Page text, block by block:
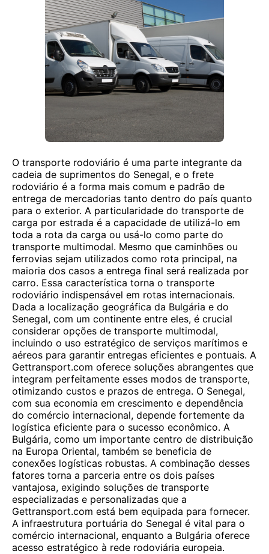
O transporte rodoviário é uma parte integrante da
cadeia de suprimentos do Senegal, e o frete
rodoviário é a forma mais comum e padrão de
entrega de mercadorias tanto dentro do país quanto
para o exterior. A particularidade do transporte de
carga por estrada é a capacidade de utilizá-lo em
toda a rota da carga ou usá-lo como parte do
transporte multimodal. Mesmo que caminhões ou
ferrovias sejam utilizados como rota principal, na
maioria dos casos a entrega final será realizada por
carro. Essa característica torna o transporte
rodoviário indispensável em rotas internacionais.
Dada a localização geográfica da Bulgária e do
Senegal, com um continente entre eles, é crucial
considerar opções de transporte multimodal,
incluindo o uso estratégico de serviços marítimos e
aéreos para garantir entregas eficientes e pontuais. A
Gettransport.com oferece soluções abrangentes que
integram perfeitamente esses modos de transporte,
otimizando custos e prazos de entrega. O Senegal,
com sua economia em crescimento e dependência
do comércio internacional, depende fortemente da
logística eficiente para o sucesso econômico. A
Bulgária, como um importante centro de distribuição
na Europa Oriental, também se beneficia de
conexões logísticas robustas. A combinação desses
fatores torna a parceria entre os dois países
vantajosa, exigindo soluções de transporte
especializadas e personalizadas que a
Gettransport.com está bem equipada para fornecer.
A infraestrutura portuária do Senegal é vital para o
comércio internacional, enquanto a Bulgária oferece
acesso estratégico à rede rodoviária europeia.